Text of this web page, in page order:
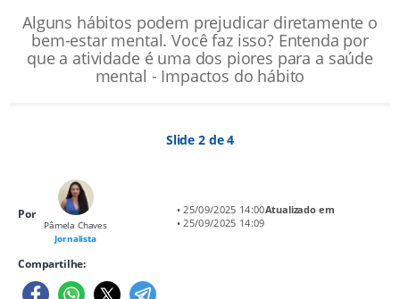
Alguns hábitos podem prejudicar diretamente o
bem-estar mental. Você faz isso? Entenda por
que a atividade é uma dos piores para a saúde
mental - Impactos do hábito
Slide 2 de 4
Por
Pâmela Chaves
Jornalista
• 25/09/2025 14:00Atualizado em
• 25/09/2025 14:09
Compartilhe: